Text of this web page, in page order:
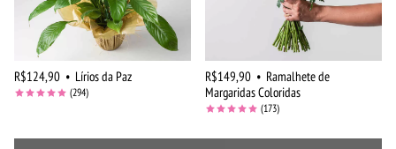
R$124,90 • Lírios da Paz
(294)
R$149,90 • Ramalhete de
Margaridas Coloridas
(173)